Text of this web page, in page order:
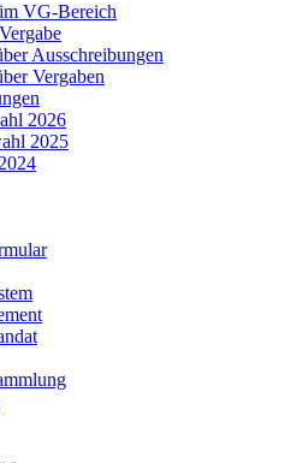
VG-Bereich
Ausschreibungen
Vergaben
2026
2025